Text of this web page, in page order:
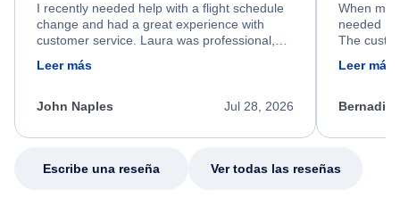
I recently needed help with a flight schedule
change and had a great experience with
customer service. Laura was professional,
friendly, and very helpful throughout the
process. She quickly found a solution and
appreciate her excellent service.
Leer más
Jul 28, 2026
John Naples
When my
needed
The
calm,
my issue.
Leer más
Escribe una reseña Ver todas las reseñas